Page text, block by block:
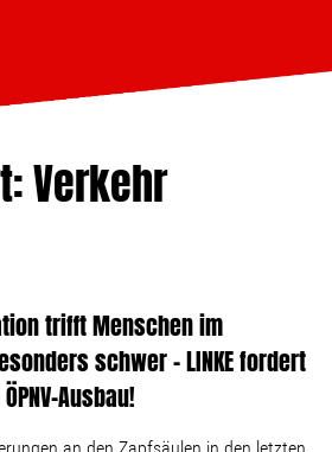
Themen
stoppen
Strukturwandel
Verkehr
trifft Menschen im
schwer – LINKE fordert
Ausbau!